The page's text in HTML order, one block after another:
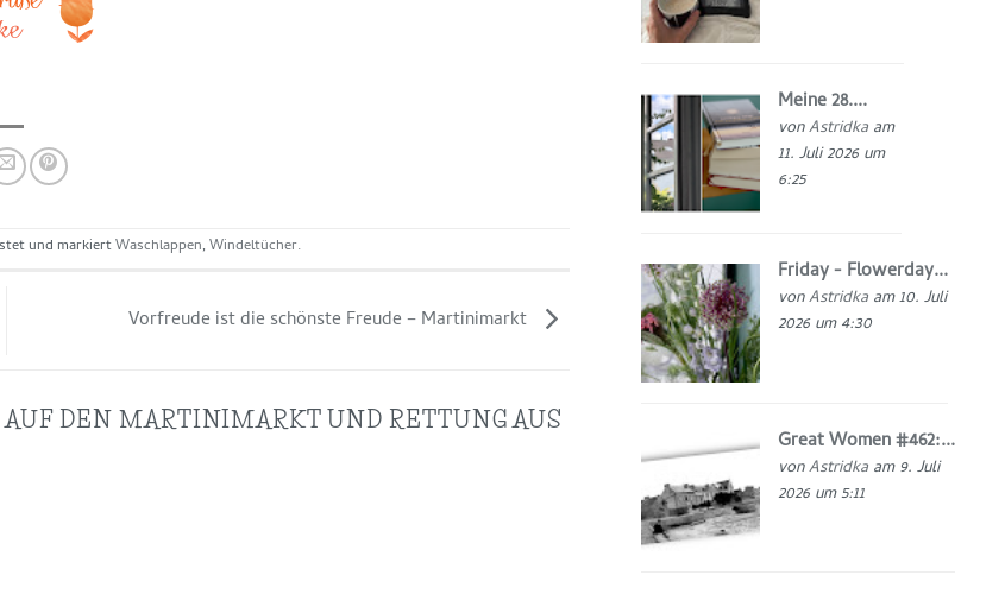
und markiertWaschlappen, Windeltücher.
Vorfreude ist die schönste Freude – Martinimarkt
DEN MARTINIMARKT UND RETTUNG AUS
Meine 28....
vonAstridka am
11. Juli 2026 um
6:25
Friday - Flowerday...
vonAstridka am 10. Juli
2026 um 4:30
Great Women #462:...
vonAstridka am 9. Juli
2026 um 5:11